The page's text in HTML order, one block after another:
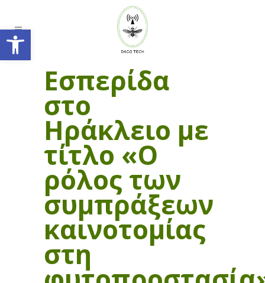
Ανοίξτε τη γραμμή εργαλείων
Εσπερίδα
στο
Ηράκλειο με
τίτλο «Ο
ρόλος των
συμπράξεων
καινοτομίας
στη